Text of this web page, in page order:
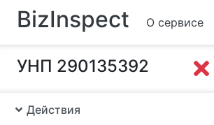
BizInspect О сервисе
УНП 290135392
Действия